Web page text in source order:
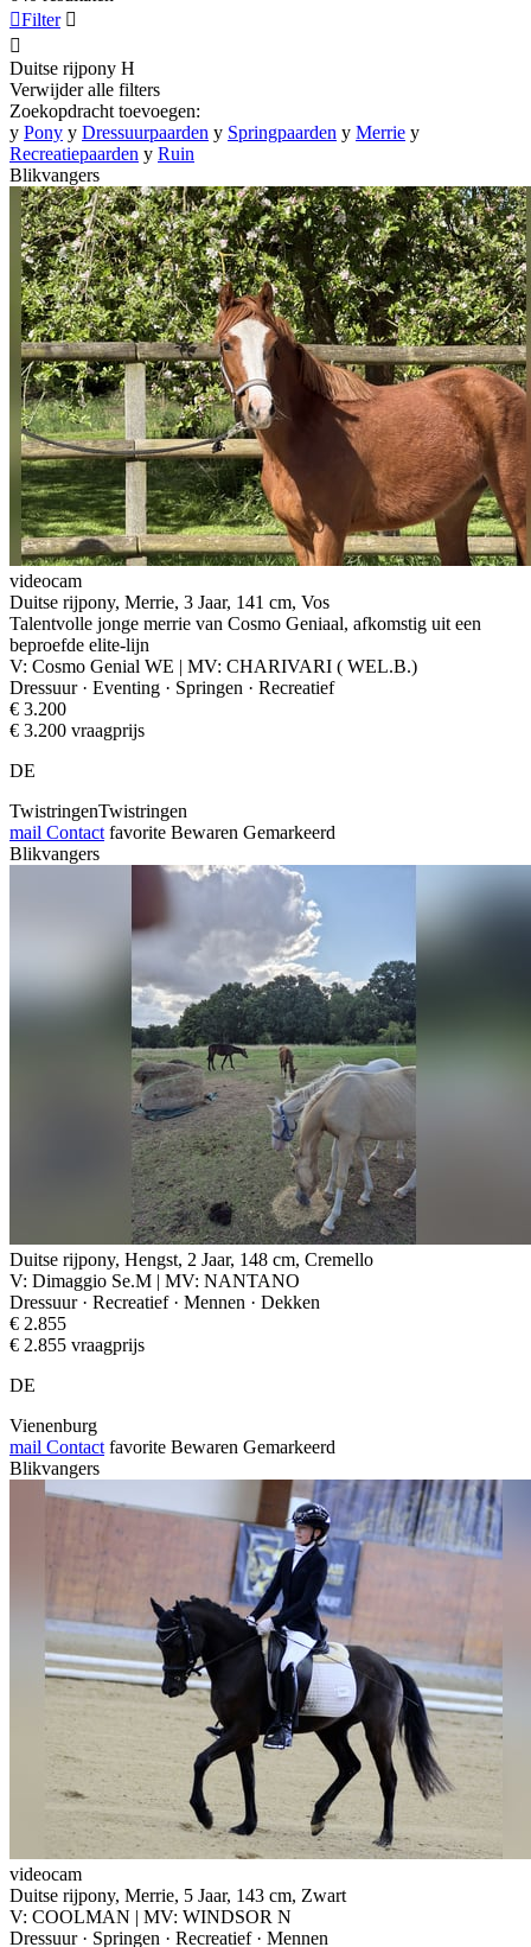
Filter 

Duitse rijpony H
Verwijder alle filters
Zoekopdracht toevoegen:
y Pony y Dressuurpaarden y Springpaarden y Merrie y
Recreatiepaarden y Ruin
Blikvangers
videocam
Duitse rijpony, Merrie, 3 Jaar, 141 cm, Vos
Talentvolle jonge merrie van Cosmo Geniaal, afkomstig uit een
beproefde elite-lijn
V: Cosmo Genial WE | MV: CHARIVARI ( WEL.B.)
Dressuur · Eventing · Springen · Recreatief
€ 3.200
€ 3.200 vraagprijs
DE
TwistringenTwistringen
mail Contact favorite Bewaren Gemarkeerd
Blikvangers
Duitse rijpony, Hengst, 2 Jaar, 148 cm, Cremello
V: Dimaggio Se.M | MV: NANTANO
Dressuur · Recreatief · Mennen · Dekken
€ 2.855
€ 2.855 vraagprijs
DE
Vienenburg
mail Contact favorite Bewaren Gemarkeerd
Blikvangers
videocam
Duitse rijpony, Merrie, 5 Jaar, 143 cm, Zwart
V: COOLMAN | MV: WINDSOR N
Dressuur · Springen · Recreatief · Mennen